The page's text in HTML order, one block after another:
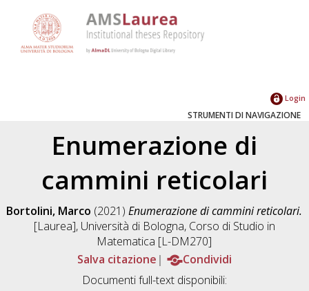
Login
STRUMENTI DI NAVIGAZIONE
Enumerazione di
cammini reticolari
Bortolini, Marco (2021)Enumerazione di cammini reticolari.
[Laurea], Università di Bologna, Corso di Studio in
Matematica [L-DM270]
Salva citazione
Condividi
Documenti full-text disponibili: